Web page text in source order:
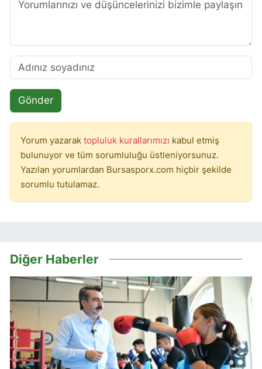
Gönder
Yorum yazarak topluluk kurallarımızı kabul etmiş
bulunuyor ve tüm sorumluluğu üstleniyorsunuz.
Yazılan yorumlardan Bursasporx.com hiçbir şekilde
sorumlu tutulamaz.
Diğer Haberler